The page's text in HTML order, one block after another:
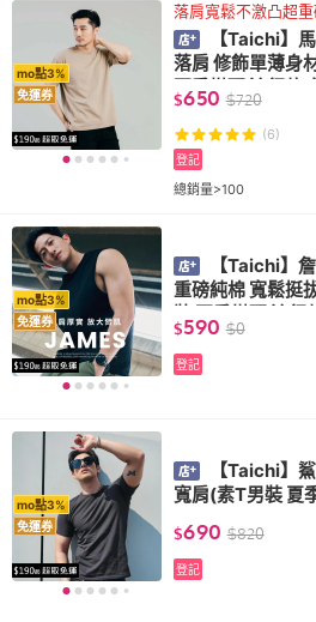
mo點3%
免運券
落肩寬鬆不激凸超
【Taichi】
落肩 修飾單薄身
夏季搭配 流行款
$650 $720
(6)
總銷量>100
登記
mo點3%
免運券
【Taichi】
重磅純棉 寬鬆挺
裝 夏季搭配 流行
$590 $0
登記
mo點3%
免運券
【Taichi】
寬肩(素T男裝 夏
$690 $820
登記